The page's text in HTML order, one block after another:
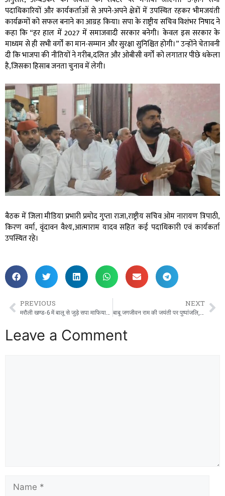
पदाधिकारियों और कार्यकर्ताओं से अपने-अपने क्षेत्रों में उपस्थित रहकर भीमजयंती
कार्यक्रमों को सफल बनाने का आग्रह किया। सपा के राष्ट्रीय सचिव विशंभर निषाद ने
कहा कि “हर हाल में 2027 में समाजवादी सरकार बनेगी। केवल इस सरकार के
माध्यम से ही सभी वर्गों का मान-सम्मान और सुरक्षा सुनिश्चित होगी।” उन्होंने चेतावनी
दी कि भाजपा की नीतियों ने गरीब,दलित और ओबीसी वर्गों को लगातार पीछे धकेला
है,जिसका हिसाब जनता चुनाव में लेगी।
बैठक में जिला मीडिया प्रभारी प्रमोद गुप्ता राजा,राष्ट्रीय सचिव ओम नारायण त्रिपाठी,
किरण वर्मा, वृंदावन वैश्य,आत्माराम यादव सहित कई पदाधिकारी एवं कार्यकर्ता
उपस्थित रहे।
PREVIOUS
मरौली खण्ड-6 में बालू से जुड़े सपा माफियाओं की डकैती! नदी बंधक,कानून बेबस,प्रशासन मौन?
NEXT
बाबू जगजीवन राम की जयंती पर पुष्पांजलि, कांग्रेस ने याद किया उनका योगदान
Leave a Comment